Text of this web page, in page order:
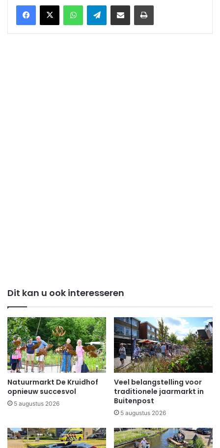
WhatsAppTelegramDelen via Email Print
Dit kan u ook interesseren
Natuurmarkt De Kruidhof
opnieuw succesvol
5 augustus 2026
Veel belangstelling voor
traditionele jaarmarkt in
Buitenpost
5 augustus 2026